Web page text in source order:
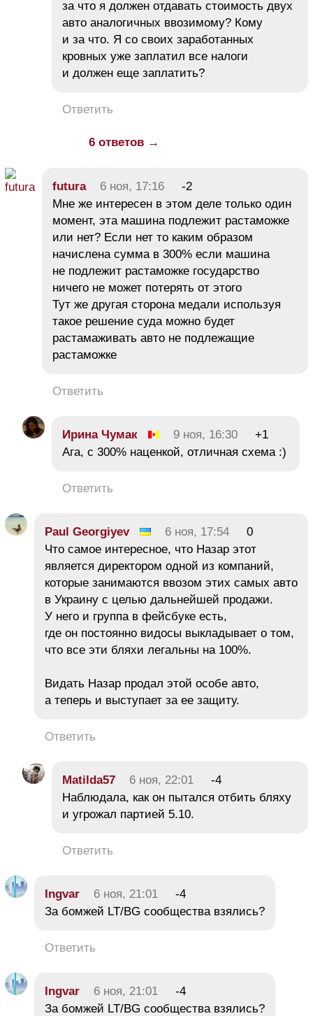
за что я должен отдавать стоимость двух
авто аналогичных ввозимому? Кому
и за что. Я со своих заработанных
кровных уже заплатил все налоги
и должен еще заплатить?
Ответить
6 ответов →
futura 6 ноя, 17:16
-2
Мне же интересен в этом деле только один
момент, эта машина подлежит растаможке
или нет? Если нет то каким образом
начислена сумма в 300% если машина
не подлежит растаможке государство
ничего не может потерять от этого
Тут же другая сторона медали используя
такое решение суда можно будет
растамаживать авто не подлежащие
растаможке
Ответить
Ирина Чумак 9 ноя, 16:30
+1
Ага, с 300% наценкой, отличная схема :)
Ответить
Paul Georgiyev 6 ноя, 17:54
0
Что самое интересное, что Назар этот
является директором одной из компаний,
которые занимаются ввозом этих самых авто
в Украину с целью дальнейшей продажи.
У него и группа в фейсбуке есть,
где он постоянно видосы выкладывает о том,
что все эти бляхи легальны на 100%.
Видать Назар продал этой особе авто,
а теперь и выступает за ее защиту.
Ответить
Matilda57 6 ноя, 22:01
-4
Наблюдала, как он пытался отбить бляху
и угрожал партией 5.10.
Ответить
Ingvar 6 ноя, 21:01
-4
За бомжей LT/BG сообщества взялись?
Ответить
Ingvar 6 ноя, 21:01
-4
За бомжей LT/BG сообщества взялись?